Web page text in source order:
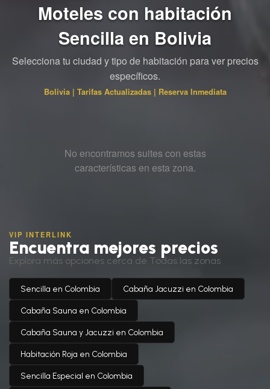
Moteles con habitación
Sencilla en Bolivia
Selecciona tu ciudad y tipo de habitación para ver precios
específicos.
Bolivia | Tarifas Actualizadas | Reserva Inmediata
No encontramos suites con estas
características en esta zona.
VIP INTERLINK
Encuentra mejores precios
Explora más opciones cerca de Todas las zonas
Sencilla en Colombia Cabaña Jacuzzi en Colombia
Cabaña Sauna en Colombia
Cabaña Sauna y Jacuzzi en Colombia
Habitación Roja en Colombia
Sencilla Especial en Colombia